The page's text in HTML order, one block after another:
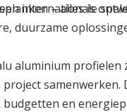
– alles is
internationale
duurzame
aluminium
en